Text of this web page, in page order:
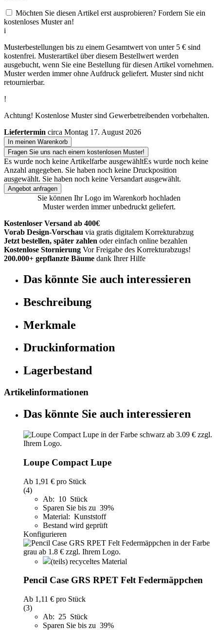
Möchten Sie diesen Artikel erst ausprobieren? Fordern Sie ein
kostenloses Muster an!
i
Musterbestellungen bis zu einem Gesamtwert von unter 5 € sind
kostenfrei. Musterartikel über diesem Bestellwert werden
ausgebucht, wenn Sie eine Bestellung für diesen Artikel vornehmen.
Muster werden immer ohne Aufdruck geliefert. Muster sind nicht
retournierbar.
!
Achtung! Kostenlose Muster sind Gewerbetreibenden vorbehalten.
Liefertermin circa Montag 17. August 2026
In meinen Warenkorb
Fragen Sie uns nach einem kostenlosen Muster!
Es wurde noch keine Artikelfarbe ausgewähltEs wurde noch keine
Anzahl angegeben. Sie haben noch keine Druckposition
ausgewählt. Sie haben noch keine Versandart ausgewählt.
Angebot anfragen
Sie können Ihr Logo im Warenkorb hochladen
Muster werden immer unbedruckt geliefert.
Kostenloser Versand ab 400€
Vorab Design-Vorschau via gratis digitalem Korrekturabzug
Jetzt bestellen, später zahlen oder einfach online bezahlen
Kostenlose Stornierung Vor Freigabe des Korrekturabzugs!
200.000+ gepflanzte Bäume dank Ihrer Hilfe
Das könnte Sie auch interessieren
Beschreibung
Merkmale
Druckinformation
Lagerbestand
Artikelinformationen
Das könnte Sie auch interessieren
Loupe Compact Lupe
Ab 1,91 € pro Stück
(4)
Ab: 10 Stück
Sparen Sie bis zu 39%
Material: Kunststoff
Bestand wird geprüft
Konfigurieren
(teils) recyceltes Material
Pencil Case GRS RPET Felt Federmäppchen
Ab 1,11 € pro Stück
(3)
Ab: 25 Stück
Sparen Sie bis zu 39%